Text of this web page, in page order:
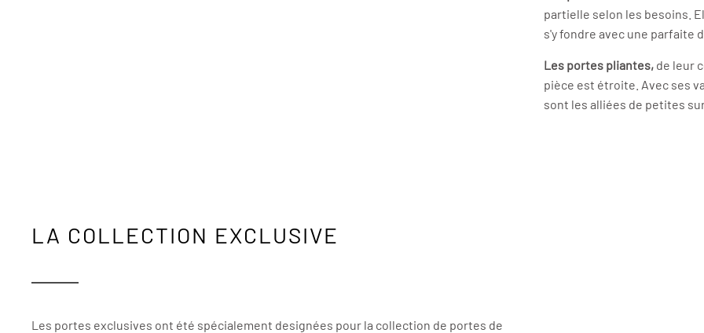
partielle selon les besoins.
s'y fondre avec une parfaite
Les portes pliantes, de leur
pièce est étroite. Avec ses
sont les alliées de petites
LA COLLECTION EXCLUSIVE
Les portes exclusives ont été spécialement designées pour la collection de portes de